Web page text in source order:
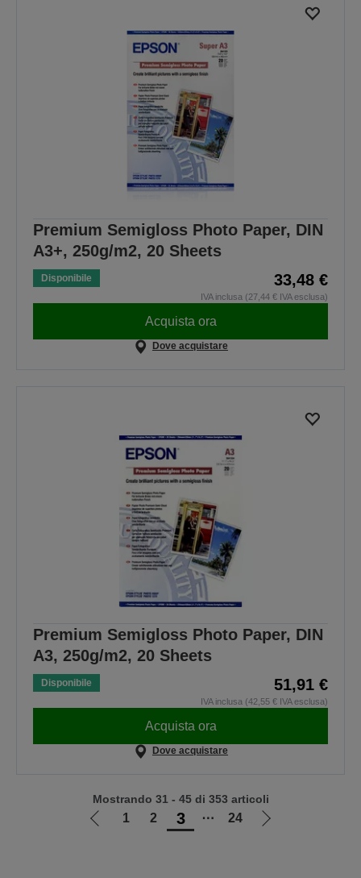
Premium Semigloss Photo Paper, DIN
A3+, 250g/m2, 20 Sheets
Disponibile 33,48 €
IVA inclusa (27,44 € IVA esclusa)
Acquista ora
Dove acquistare
Premium Semigloss Photo Paper, DIN
A3, 250g/m2, 20 Sheets
Disponibile 51,91 €
IVA inclusa (42,55 € IVA esclusa)
Acquista ora
Dove acquistare
Vai
1 2 3 ⋯ 24
Vai
Mostrando 31 - 45 di 353 articoli